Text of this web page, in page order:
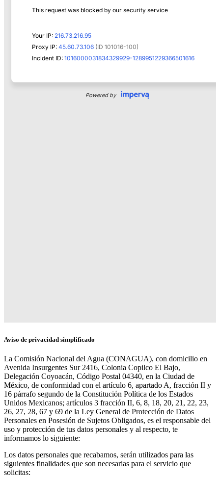
Aviso de privacidad simplificado
La Comisión Nacional del Agua (CONAGUA), con domicilio en
Avenida Insurgentes Sur 2416, Colonia Copilco El Bajo,
Delegación Coyoacán, Código Postal 04340, en la Ciudad de
México, de conformidad con el artículo 6, apartado A, fracción II y
16 párrafo segundo de la Constitución Política de los Estados
Unidos Mexicanos; artículos 3 fracción II, 6, 8, 18, 20, 21, 22, 23,
26, 27, 28, 67 y 69 de la Ley General de Protección de Datos
Personales en Posesión de Sujetos Obligados, es el responsable del
uso y protección de tus datos personales y al respecto, te
informamos lo siguiente:
Los datos personales que recabamos, serán utilizados para las
siguientes finalidades que son necesarias para el servicio que
solicitas: